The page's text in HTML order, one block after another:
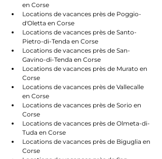
en Corse
Locations de vacances près de Poggio-
d'Oletta en Corse
Locations de vacances près de Santo-
Pietro-di-Tenda en Corse
Locations de vacances près de San-
Gavino-di-Tenda en Corse
Locations de vacances près de Murato en
Corse
Locations de vacances près de Vallecalle
en Corse
Locations de vacances près de Sorio en
Corse
Locations de vacances près de Olmeta-di-
Tuda en Corse
Locations de vacances près de Biguglia en
Corse